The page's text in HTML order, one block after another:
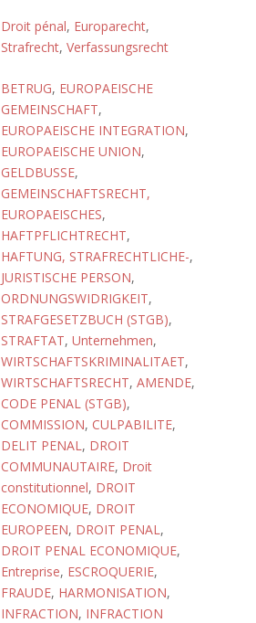
Droit pénal, Europarecht,
Strafrecht, Verfassungsrecht
BETRUG, EUROPAEISCHE
GEMEINSCHAFT,
EUROPAEISCHE INTEGRATION,
EUROPAEISCHE UNION,
GELDBUSSE,
GEMEINSCHAFTSRECHT,
EUROPAEISCHES,
HAFTPFLICHTRECHT,
HAFTUNG, STRAFRECHTLICHE-,
JURISTISCHE PERSON,
ORDNUNGSWIDRIGKEIT,
STRAFGESETZBUCH (STGB),
STRAFTAT, Unternehmen,
WIRTSCHAFTSKRIMINALITAET,
WIRTSCHAFTSRECHT, AMENDE,
CODE PENAL (STGB),
COMMISSION, CULPABILITE,
DELIT PENAL, DROIT
COMMUNAUTAIRE, Droit
constitutionnel, DROIT
ECONOMIQUE, DROIT
EUROPEEN, DROIT PENAL,
DROIT PENAL ECONOMIQUE,
Entreprise, ESCROQUERIE,
FRAUDE, HARMONISATION,
INFRACTION, INFRACTION